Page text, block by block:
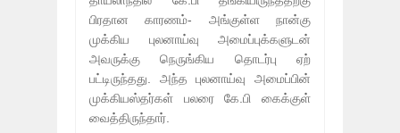
பிரதான காரணம்- அங்குள்ள நான்கு
முக்கிய புலனாய்வு அமைப்புக்களுடன்
அவருக்கு நெருங்கிய தொடர்பு ஏற்
பட்டிருந்தது. அந்த புலனாய்வு அமைப்பின்
முக்கியஸ்தர்கள் பலரை கே.பி கைக்குள்
வைத்திருந்தார்.